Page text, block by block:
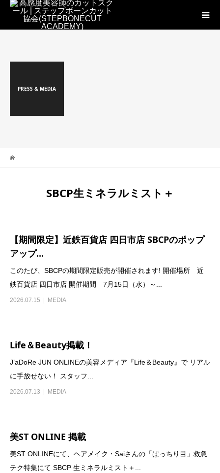
PRESS & MEDIA
SBCP生ミネラルミスト＋
【期間限定】近鉄百貨店 四日市店 SBCPのポップ
アップ...
このたび、SBCPの期間限定販売が開催されます! 開催場所 近
鉄百貨店 四日市店 開催期間 7月15日（水）～...
2026.07.15 MEDIA
Life＆Beauty掲載！
J’aDoRe JUN ONLINEの美容メディア『Life＆Beauty』で リアル
に手放せない！ スタッフ...
2026.07.13 MEDIA
美ST ONLINE 掲載
美ST ONLINEにて、ヘアメイク・Saiさんの「ぱっちり目」救急
テク特集にて SBCP 生ミネラルミスト＋...